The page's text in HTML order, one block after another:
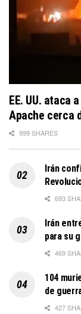
EE. UU. ataca
Apache cerca
999 SHARES
Irán
693
Irán
para su
469
104
de
427